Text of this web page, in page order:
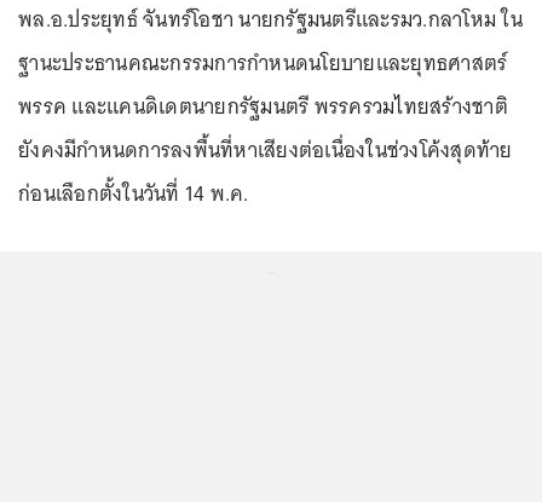
พล.อ.ประยุทธ์ จันทร์โอชา นายกรัฐมนตรีและรมว.กลาโหม ใน
ฐานะประธานคณะกรรมการกำหนดนโยบายและยุทธศาสตร์
พรรค และแคนดิเดตนายกรัฐมนตรี พรรครวมไทยสร้างชาติ
ยังคงมีกำหนดการลงพื้นที่หาเสียงต่อเนื่องในช่วงโค้งสุดท้าย
ก่อนเลือกตั้งในวันที่ 14 พ.ค.